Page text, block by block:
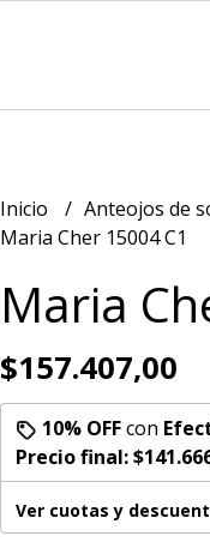
Inicio Anteojos de
Maria Cher 15004 C1
Maria
$157.407,00
10% OFFcon
Precio final:
Ver cuotas y